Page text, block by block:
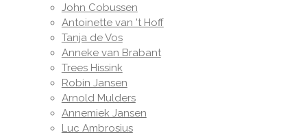
John Cobussen
Antoinette van 't Hoff
Tanja de Vos
Anneke van Brabant
Trees Hissink
Robin Jansen
Arnold Mulders
Annemiek Jansen
Luc Ambrosius